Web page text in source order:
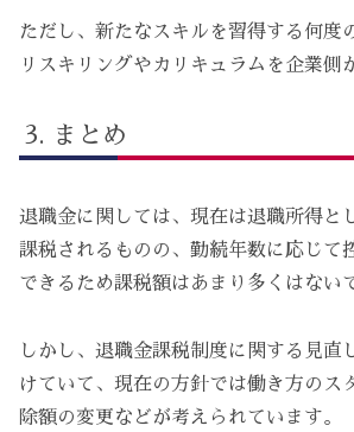
ただし、新たなスキルを習得する何度
リスキリングやカリキュラムを企業側
まとめ
退職金に関しては、現在は退職所得と
課税されるものの、勤続年数に応じて
できるため課税額はあまり多くはない
しかし、退職金課税制度に関する見直
けていて、現在の方針では働き方のス
除額の変更などが考えられています。